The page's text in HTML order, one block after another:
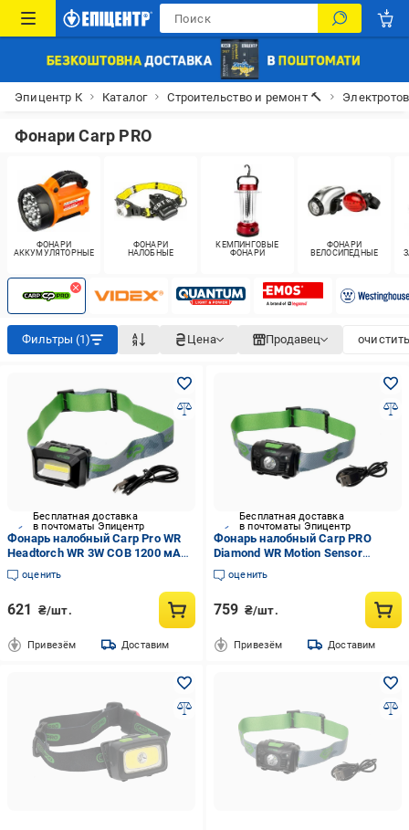
Эпицентр К Каталог Строительство и ремонт 🔨
Фонари Carp PRO
ФОНАРИ
АККУМУЛЯТОРНЫЕ
ФОНАРИ
НАЛОБНЫЕ
КЕМПИНГОВЫЕ
ФОНАРИ
ФОНАРИ
ВЕЛОСИПЕДНЫЕ
Фильтры (1) Цена Продавец
Бесплатная доставка
в почтоматы Эпицентр
Фонарь налобный Carp Pro WR
Headtorch WR 3W COB 1200 мАч
(2299355602)
оценить
621 ₴/шт.
Привезём Доставим
Бесплатная доставка
в почтоматы Эпицентр
Фонарь налобный Carp PRO
Diamond WR Motion Sensor
Headtorch 3W LED (2435324663)
оценить
759 ₴/шт.
Привезём Доставим